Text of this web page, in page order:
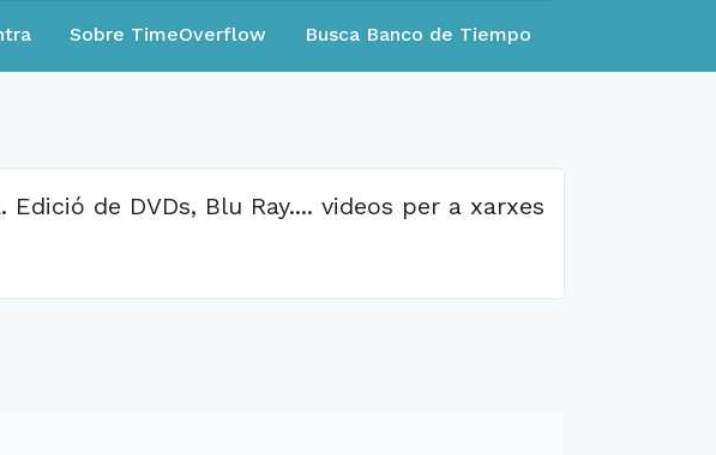
Sobre TimeOverflow Busca Banco de Tiempo
de DVDs, Blu Ray.... videos per a xarxes